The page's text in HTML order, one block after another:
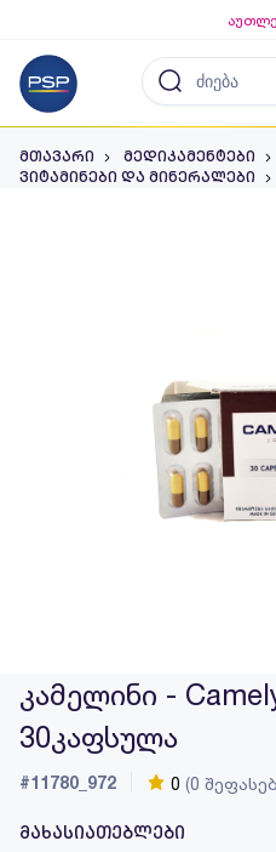
მთავარი
მედიკამენტები
ვიტამინები და მინერალები
კამელინი -
30კაფსულა
#11780_972 0 (0
მახასიათებლები